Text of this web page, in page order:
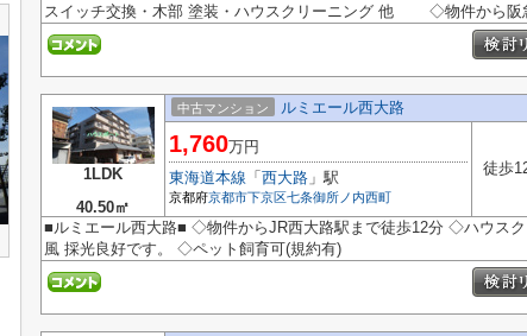
スイッチ交換・木部 塗装・ハウスクリーニング 他 ◇物件から阪
1LDK
40.50㎡
中古マンション ルミエール西大路
1,760万円
東海道本線 「 西大路 」駅
京都府京都市下京区七条御所ノ内西町
徒歩
■ルミエール西大路■ ◇物件からJR西大路駅まで徒歩12分 ◇ハウス
風 採光良好です。 ◇ペット飼育可(規約有)